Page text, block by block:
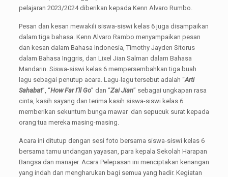
pelajaran 2023/2024 diberikan kepada Kenn Alvaro Rumbo.
Pesan dan kesan mewakili siswa-siswi kelas 6 juga disampaikan
dalam tiga bahasa. Kenn Alvaro Rambo menyampaikan pesan
dan kesan dalam Bahasa Indonesia, Timothy Jayden Sitorus
dalam Bahasa Inggris, dan Lixel Jian Salman dalam Bahasa
Mandarin. Siswa-siswi kelas 6 mempersembahkan tiga buah
lagu sebagai penutup acara. Lagu-lagu tersebut adalah “Arti
Sahabat”, “How Far I’ll Go” dan “Zai Jian” sebagai ungkapan rasa
cinta, kasih sayang dan terima kasih siswa-siswi kelas 6
memberikan sekuntum bunga mawar dan sepucuk surat kepada
orang tua mereka masing-masing.
Acara ini ditutup dengan sesi foto bersama siswa-siswi kelas 6
bersama tamu undangan yayasan, para kepala Sekolah Harapan
Bangsa dan manajer. Acara Pelepasan ini menciptakan kenangan
yang indah dan mengharukan bagi semua yang hadir. Kegiatan